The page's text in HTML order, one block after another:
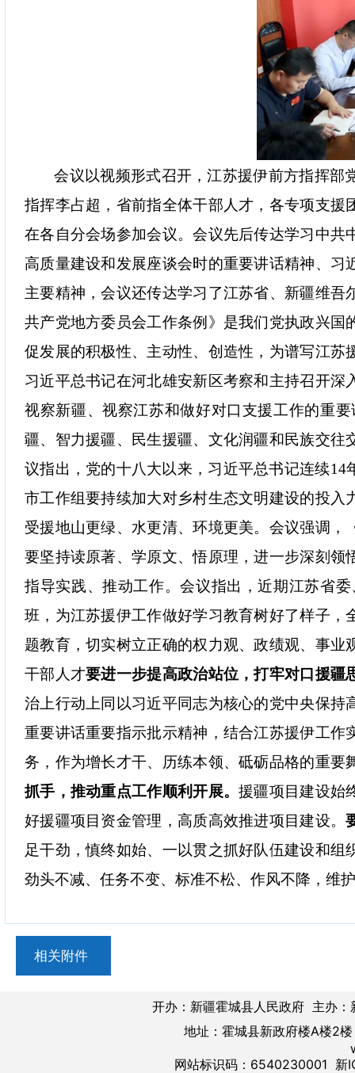
会议以视频形式召开，江苏援伊前方指挥部
指挥李占超，省前指全体干部人才，各专项支
在各自分会场参加会议。会议先后传达学习中
高质量建设和发展座谈会时的重要讲话精神、
主要精神，会议还传达学习了江苏省、新疆维
共产党地方委员会工作条例》是我们党执政兴
促发展的积极性、主动性、创造性，为谱写江
习近平总书记在河北雄安新区考察和主持召开
视察新疆、视察江苏和做好对口支援工作的重
疆、智力援疆、民生援疆、文化润疆和民族交
议指出，党的十八大以来，习近平总书记连续14
市工作组要持续加大对乡村生态文明建设的投
受援地山更绿、水更清、环境更美。会议强调
要坚持读原著、学原文、悟原理，进一步深刻
指导实践、推动工作。会议指出，近期江苏省
班，为江苏援伊工作做好学习教育树好了样子
题教育，切实树立正确的权力观、政绩观、事
干部人才要进一步提高政治站位，打牢对口援疆
治上行动上同以习近平同志为核心的党中央保
重要讲话重要指示批示精神，结合江苏援伊工
务，作为增长才干、历练本领、砥砺品格的重
抓手，推动重点工作顺利开展。援疆项目建设始
好援疆项目资金管理，高质高效推进项目建设。
足干劲，慎终如始、一以贯之抓好队伍建设和
劲头不减、任务不变、标准不松、作风不降，维
相关附件
开办：新疆霍城县人民政府 主办
地址：霍城县新政府楼A楼
网站标识码：6540230001 新